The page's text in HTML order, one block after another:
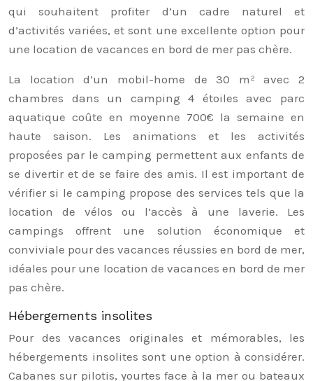
qui souhaitent profiter d’un cadre naturel et
d’activités variées, et sont une excellente option pour
une location de vacances en bord de mer pas chère.
La location d’un mobil-home de 30 m² avec 2
chambres dans un camping 4 étoiles avec parc
aquatique coûte en moyenne 700€ la semaine en
haute saison. Les animations et les activités
proposées par le camping permettent aux enfants de
se divertir et de se faire des amis. Il est important de
vérifier si le camping propose des services tels que la
location de vélos ou l’accès à une laverie. Les
campings offrent une solution économique et
conviviale pour des vacances réussies en bord de mer,
idéales pour une location de vacances en bord de mer
pas chère.
Hébergements insolites
Pour des vacances originales et mémorables, les
hébergements insolites sont une option à considérer.
Cabanes sur pilotis, yourtes face à la mer ou bateaux